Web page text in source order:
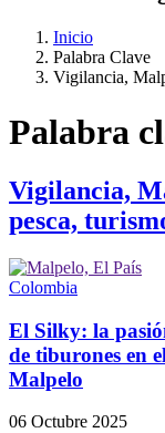
Inicio
Palabra Clave
Vigilancia,
Palabra
Vigilancia,
pesca,
Colombia
El Silky: la
de tiburones en
Malpelo
06 Octubre 2025